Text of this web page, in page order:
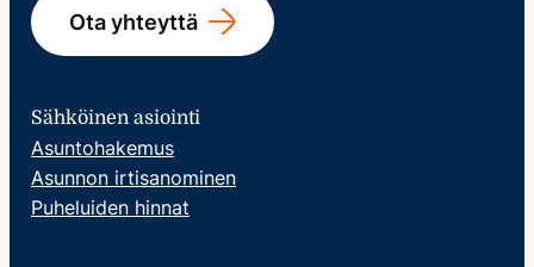
Ota yhteyttä
Sähköinen asiointi
Asuntohakemus
Asunnon irtisanominen
Puheluiden hinnat